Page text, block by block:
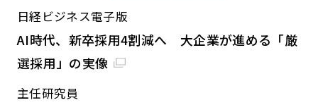
日経ビジネス電子版
AI時代、新卒採用4割減へ 大企業が進める「厳
選採用」の実像
主任研究員